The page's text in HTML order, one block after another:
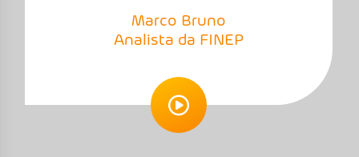
Marco Bruno
Analista da FINEP